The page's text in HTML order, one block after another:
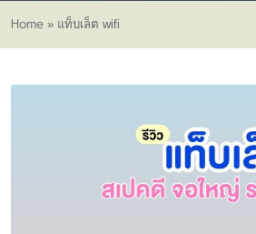
Home » แท็บเล็ต wifi